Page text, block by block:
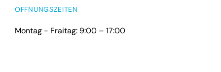
ÖFFNUNGSZEITEN
Montag - Fraitag: 9:00 – 17:00